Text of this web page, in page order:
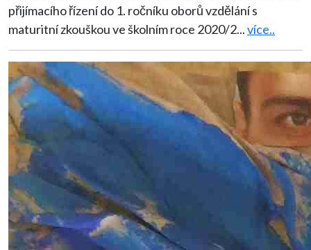
přijímacího řízení do 1. ročníku oborů vzdělání s
maturitní zkouškou ve školním roce 2020/2...více..